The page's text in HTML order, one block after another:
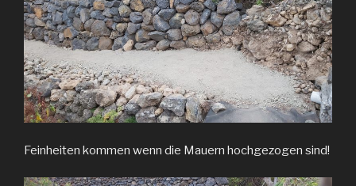
Feinheiten kommen wenn die Mauern hochgezogen sind!